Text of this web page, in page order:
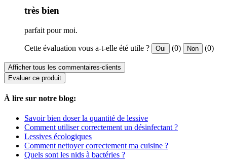
très bien
parfait pour moi.
Cette évaluation vous a-t-elle été utile ? Oui (0) Non (0)
Afficher tous les commentaires-clients
Evaluer ce produit
À lire sur notre blog:
Savoir bien doser la quantité de lessive
Comment utiliser correctement un désinfectant ?
Lessives écologiques
Comment nettoyer correctement ma cuisine ?
Quels sont les nids à bactéries ?